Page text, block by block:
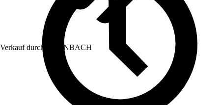
Verkauf durch: HORNBACH